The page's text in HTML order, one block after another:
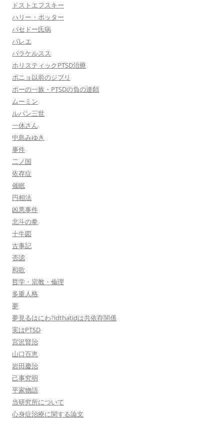
ドストエフスキー
ハリー・ポッター
バセドー氏病
バレエ
パラケルスス
ホリスティックPTSD治療
ポニョ以前のジブリ
ポーの一族・PTSDの負の連鎖
ムーミン
ルパン三世
一休さん
中島みゆき
事件
二ノ国
依存症
催眠
円相法
凶悪事件
北斗の拳
十牛図
古事記
否認
和歌
哲学・宗教・倫理
多重人格
夢
夢見るはにわ?idthatidは共依存関係
実はPTSD
宮沢賢治
山口百恵
岩田慶治
己事究明
平家物語
当研究所について
心身症治療に関する論文